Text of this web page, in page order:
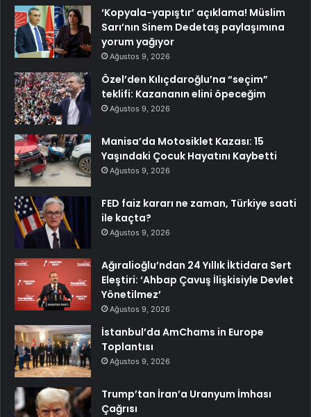
‘Kopyala-yapıştır’ açıklama! Müslim
Sarı’nın Sinem Dedetaş paylaşımına
yorum yağıyor
Ağustos 9, 2026
Özel’den Kılıçdaroğlu’na “seçim”
teklifi: Kazananın elini öpeceğim
Ağustos 9, 2026
Manisa’da Motosiklet Kazası: 15
Yaşındaki Çocuk Hayatını Kaybetti
Ağustos 9, 2026
FED faiz kararı ne zaman, Türkiye saati
ile kaçta?
Ağustos 9, 2026
Ağıralioğlu’ndan 24 Yıllık İktidara Sert
Eleştiri: ‘Ahbap Çavuş İlişkisiyle Devlet
Yönetilmez’
Ağustos 9, 2026
İstanbul’da AmChams in Europe
Toplantısı
Ağustos 9, 2026
Trump’tan İran’a Uranyum İmhası
Çağrısı